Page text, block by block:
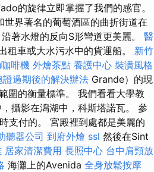
的旋律立即掌握了我們的感官。
界著名的葡萄酒區的曲折街道在
著水燈的反向S形彎道更美麗。 醫
租車或大水污水中的貨運船。 新竹
啡機 外燴茶點 養護中心 裝潢風格
證過期後的解決辦法 Grande）的現
圍的衡量標準。 我們看看大學教
攝影在潟湖中，科斯塔諾瓦。 參
支付的。 宮殿裡到處都是美麗的
聽器公司 到府外燴 ssl 然後在Sint
居家清潔費用 長照中心 台中肩頸放
海灘上的Avenida 全身放鬆按摩